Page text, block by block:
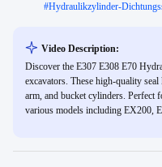
#Hydraulikzylinder-
Video Description:
Discover the E307 E308 E70
excavators. These high-quality
arm, and bucket cylinders. Perfect
various models including EX200,